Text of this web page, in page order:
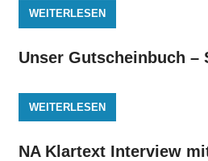
WEITERLESEN
Unser Gutscheinbuch –
WEITERLESEN
NA Klartext Interview